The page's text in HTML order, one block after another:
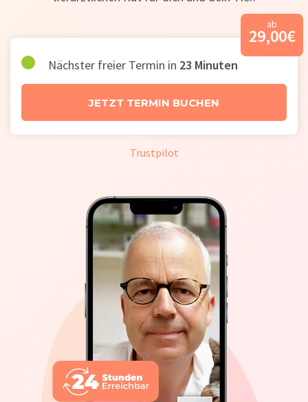
ab
29,00€
Nächster freier Termin in 23 Minuten
JETZT TERMIN BUCHEN
Trustpilot